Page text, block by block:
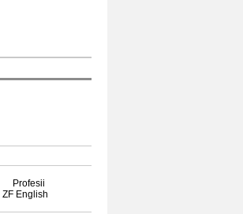
Profesii
ZF English